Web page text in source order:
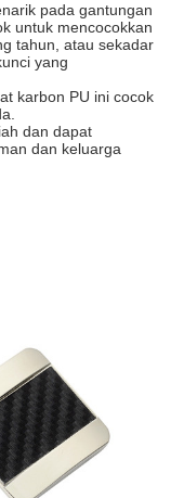
pada gantungan
untuk mencocokkan
tahun, atau sekadar
yang
karbon PU ini cocok
dan dapat
dan keluarga